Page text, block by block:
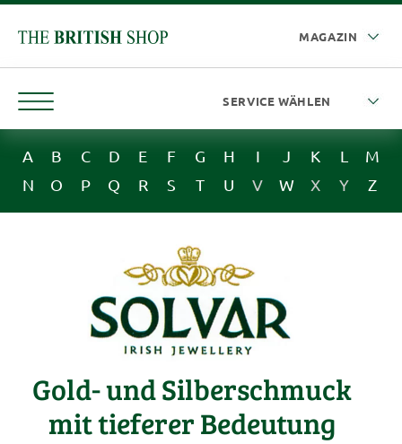
A B C D E F G H I J K L
M
N
O P Q R S T U V W X Y Z
Gold- und Silber­schmuck
mit tieferer Bedeutung